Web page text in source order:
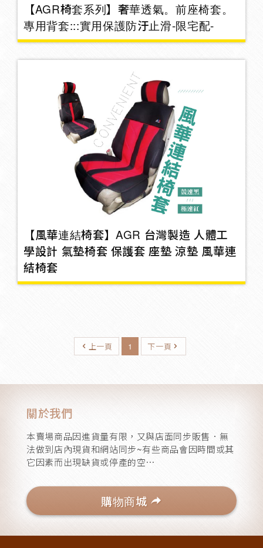
【AGR椅套系列】奢華透氣。前座椅套。
專用背套:::實用保護防汙止滑-限宅配-
【風華連結椅套】AGR 台灣製造 人體工
學設計 氣墊椅套 保護套 座墊 涼墊 風華連
結椅套
上一頁 1 下一頁
室內燈
電風扇
空氣濾清氣
坐墊椅墊37
寶寶椅 1
茶杯架 4
扶手箱 1
遮陽板袋
關於我們
本賣場商品因進貨量有限，又與店面同步販售．無
法做到店內現貨和網站同步~有些商品會因時間或其
它因素而出現缺貨或停產的空⋯
購物商城